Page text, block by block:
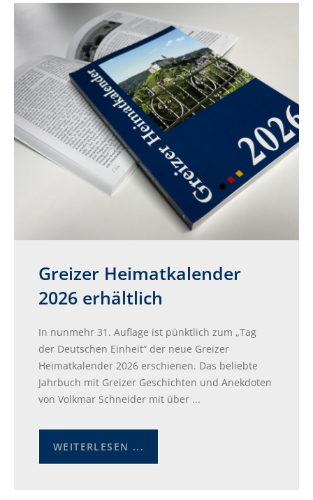
Greizer Heimatkalender
2026 erhältlich
In nunmehr 31. Auflage ist pünktlich zum „Tag
der Deutschen Einheit“ der neue Greizer
Heimatkalender 2026 erschienen. Das beliebte
Jahrbuch mit Greizer Geschichten und Anekdoten
von Volkmar Schneider mit über ...
WEITERLESEN ...